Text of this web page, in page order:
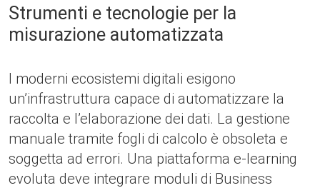
Strumenti e tecnologie per la
misurazione automatizzata
I moderni ecosistemi digitali esigono
un’infrastruttura capace di automatizzare la
raccolta e l’elaborazione dei dati. La gestione
manuale tramite fogli di calcolo è obsoleta e
soggetta ad errori. Una piattaforma e-learning
evoluta deve integrare moduli di Business